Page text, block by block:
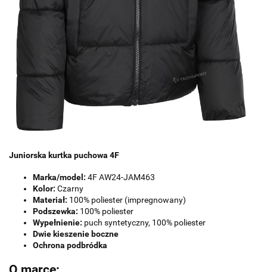
Juniorska kurtka puchowa 4F
Marka/model: 4F AW24-JAM463
Kolor: Czarny
Materiał: 100% poliester (impregnowany)
Podszewka: 100% poliester
Wypełnienie: puch syntetyczny, 100% poliester
Dwie kieszenie boczne
Ochrona podbródka